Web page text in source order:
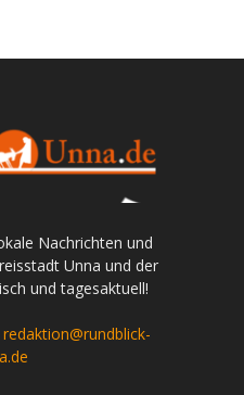
Nachrichten und
Unna und der
und tagesaktuell!
redaktion@rundblick-